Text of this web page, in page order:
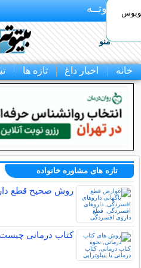
بـیتوتــه
منو
خانه اخبار داغ تازه ها
تازه های مشاوره خانواده
روش صحیح قطع
کتاب درمانی